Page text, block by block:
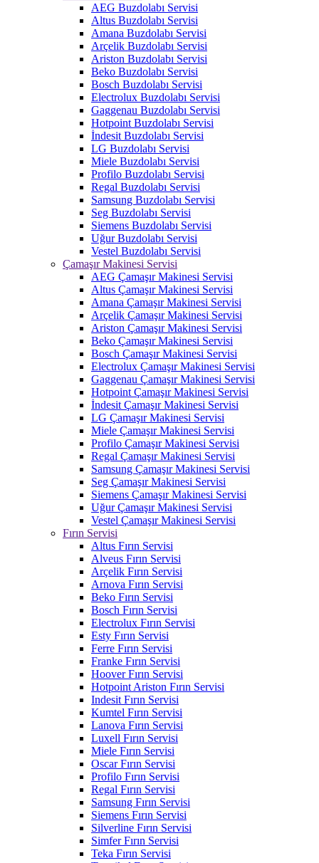
AEG Buzdolabı Servisi
Altus Buzdolabı Servisi
Amana Buzdolabı Servisi
Arçelik Buzdolabı Servisi
Ariston Buzdolabı Servisi
Beko Buzdolabı Servisi
Bosch Buzdolabı Servisi
Electrolux Buzdolabı Servisi
Gaggenau Buzdolabı Servisi
Hotpoint Buzdolabı Servisi
İndesit Buzdolabı Servisi
LG Buzdolabı Servisi
Miele Buzdolabı Servisi
Profilo Buzdolabı Servisi
Regal Buzdolabı Servisi
Samsung Buzdolabı Servisi
Seg Buzdolabı Servisi
Siemens Buzdolabı Servisi
Uğur Buzdolabı Servisi
Vestel Buzdolabı Servisi
Çamaşır Makinesi Servisi
AEG Çamaşır Makinesi Servisi
Altus Çamaşır Makinesi Servisi
Amana Çamaşır Makinesi Servisi
Arçelik Çamaşır Makinesi Servisi
Ariston Çamaşır Makinesi Servisi
Beko Çamaşır Makinesi Servisi
Bosch Çamaşır Makinesi Servisi
Electrolux Çamaşır Makinesi Servisi
Gaggenau Çamaşır Makinesi Servisi
Hotpoint Çamaşır Makinesi Servisi
İndesit Çamaşır Makinesi Servisi
LG Çamaşır Makinesi Servisi
Miele Çamaşır Makinesi Servisi
Profilo Çamaşır Makinesi Servisi
Regal Çamaşır Makinesi Servisi
Samsung Çamaşır Makinesi Servisi
Seg Çamaşır Makinesi Servisi
Siemens Çamaşır Makinesi Servisi
Uğur Çamaşır Makinesi Servisi
Vestel Çamaşır Makinesi Servisi
Fırın Servisi
Altus Fırın Servisi
Alveus Fırın Servisi
Arçelik Fırın Servisi
Arnova Fırın Servisi
Beko Fırın Servisi
Bosch Fırın Servisi
Electrolux Fırın Servisi
Esty Fırın Servisi
Ferre Fırın Servisi
Franke Fırın Servisi
Hoover Fırın Servisi
Hotpoint Ariston Fırın Servisi
Indesit Fırın Servisi
Kumtel Fırın Servisi
Lanova Fırın Servisi
Luxell Fırın Servisi
Miele Fırın Servisi
Oscar Fırın Servisi
Profilo Fırın Servisi
Regal Fırın Servisi
Samsung Fırın Servisi
Siemens Fırın Servisi
Silverline Fırın Servisi
Simfer Fırın Servisi
Teka Fırın Servisi